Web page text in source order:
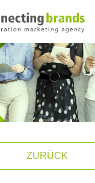
ZURÜCK